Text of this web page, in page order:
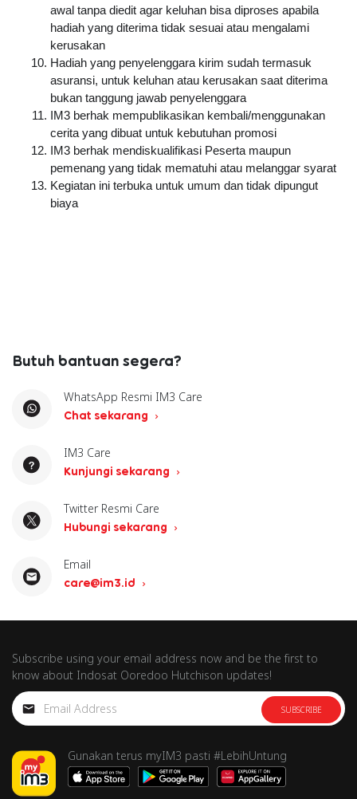
awal tanpa diedit agar keluhan bisa diproses apabila
hadiah yang diterima tidak sesuai atau mengalami
kerusakan
Hadiah yang penyelenggara kirim sudah termasuk
asuransi, untuk keluhan atau kerusakan saat diterima
bukan tanggung jawab penyelenggara
IM3 berhak mempublikasikan kembali/menggunakan
cerita yang dibuat untuk kebutuhan promosi
IM3 berhak mendiskualifikasi Peserta maupun
pemenang yang tidak mematuhi atau melanggar syarat
Kegiatan ini terbuka untuk umum dan tidak dipungut
biaya
Butuh bantuan segera?
WhatsApp Resmi IM3 Care
Chat sekarang
IM3 Care
Kunjungi sekarang
Twitter Resmi Care
Hubungi sekarang
Email
care@im3.id
Subscribe using your email address now and be the first to
know about Indosat Ooredoo Hutchison updates!
SUBSCRIBE
Gunakan terus myIM3 pasti #LebihUntung